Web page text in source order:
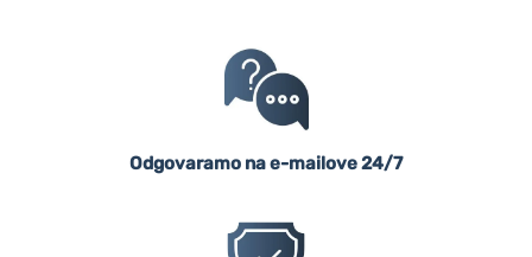
Odgovaramo na e-mailove 24/7